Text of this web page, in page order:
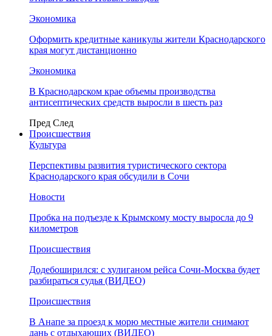
Экономика
Оформить кредитные каникулы жители Краснодарского
края могут дистанционно
Экономика
В Краснодарском крае объемы производства
антисептических средств выросли в шесть раз
Пред След
Происшествия
Культура
Перспективы развития туристического сектора
Краснодарского края обсудили в Сочи
Новости
Пробка на подъезде к Крымскому мосту выросла до 9
километров
Происшествия
Додебоширился: с хулиганом рейса Сочи-Москва будет
разбираться судья (ВИДЕО)
Происшествия
В Анапе за проезд к морю местные жители снимают
дань с отдыхающих (ВИДЕО)